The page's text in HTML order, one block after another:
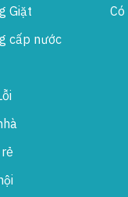
Giặt
cấp nước